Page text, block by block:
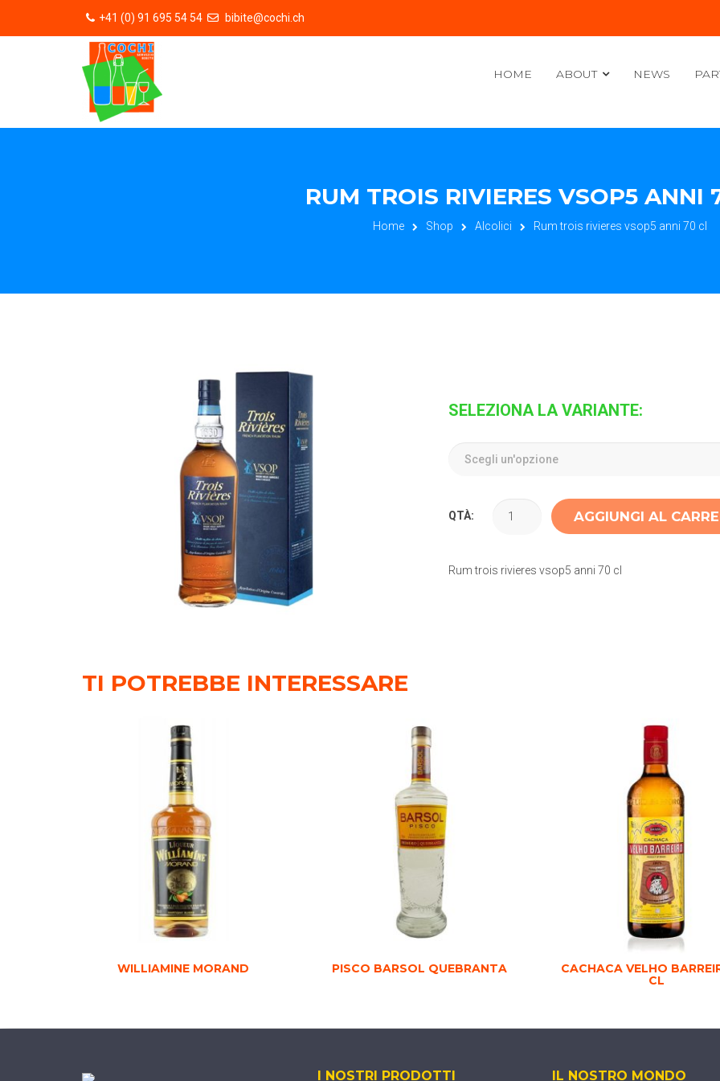
+41 (0) 91 695 54 54 bibite@cochi.ch
HOME ABOUT NEWS
RUM TROIS RIVIERES VSOP5 ANNI
Home Shop Alcolici Rum trois rivieres vsop5 anni 70 cl
SELEZIONA LA VARIANTE:
QTÀ: AGGIUNGI AL
Rum trois rivieres vsop5 anni 70 cl
TI POTREBBE INTERESSARE
WILLIAMINE MORAND PISCO BARSOL QUEBRANTA
CACHACA VELHO
CL
I NOSTRI PRODOTTI IL NOSTRO MONDO